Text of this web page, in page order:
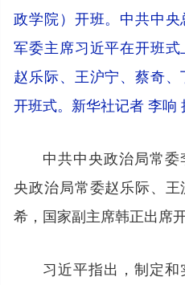
政学院）开班。中共中
军委主席习近平在开班式
赵乐际、王沪宁、蔡奇
开班式。新华社记者 李响
中共中央政治局常
央政治局常委赵乐际、
希，国家副主席韩正出席开
习近平指出，制定